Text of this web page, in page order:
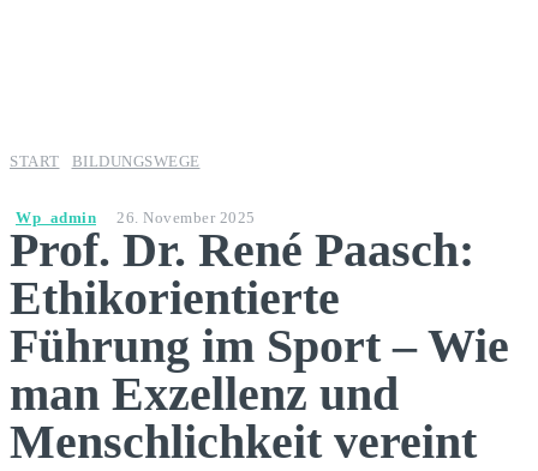
START BILDUNGSWEGE
Wp_admin 26. November 2025
Prof. Dr. René Paasch:
Ethikorientierte
Führung im Sport – Wie
man Exzellenz und
Menschlichkeit vereint